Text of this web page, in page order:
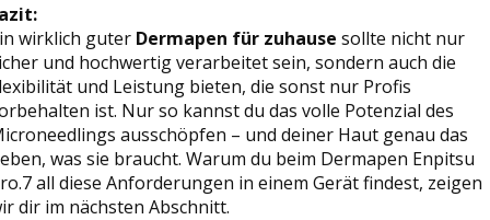
wirklich guter Dermapen für zuhause sollte nicht nur
und hochwertig verarbeitet sein, sondern auch die
und Leistung bieten, die sonst nur Profis
ist. Nur so kannst du das volle Potenzial des
ausschöpfen – und deiner Haut genau das
was sie braucht. Warum du beim Dermapen Enpitsu
all diese Anforderungen in einem Gerät findest, zeigen
dir im nächsten Abschnitt.